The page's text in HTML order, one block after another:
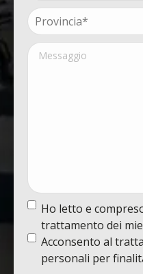
Provincia*
(Obbligatorio)
Messaggio
Termine
condizioni(Obbligatorio)
Ho letto e
trattamento dei
Termine
condizioni
Acconsento al
personali per